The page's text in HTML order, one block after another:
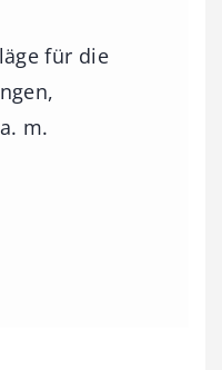
für die
m.